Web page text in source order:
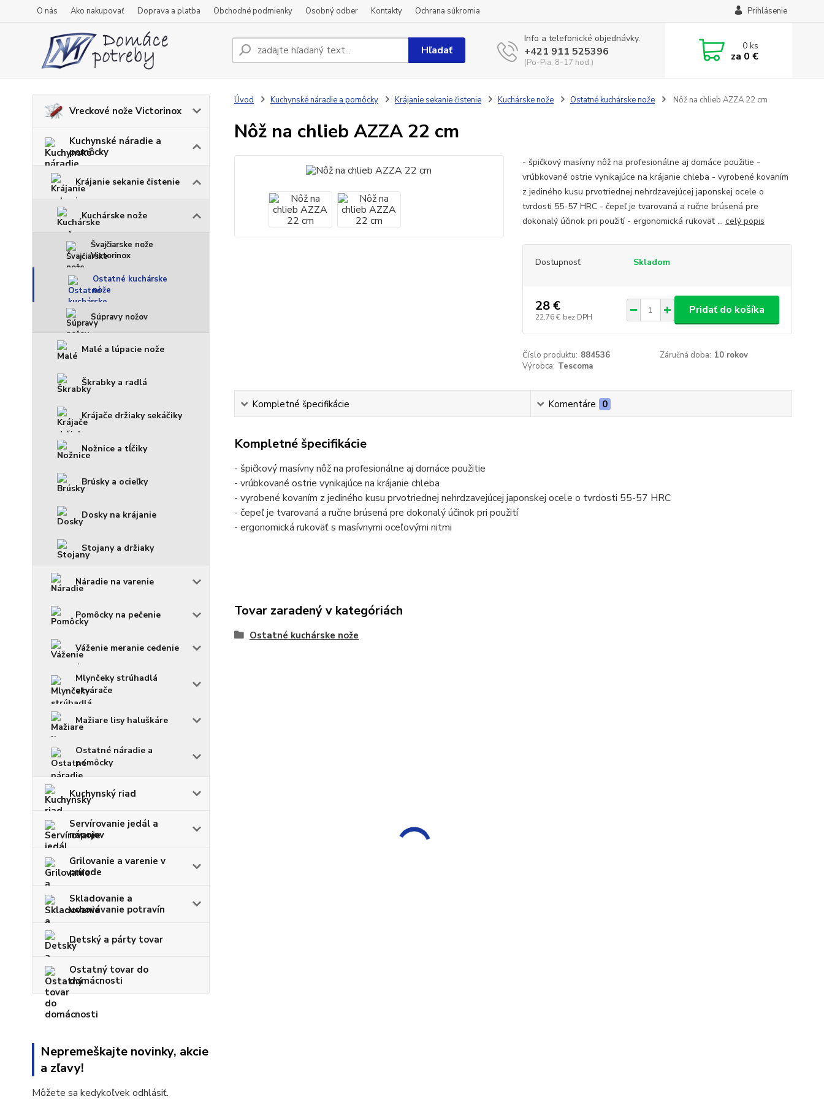
O nás Ako nakupovať Doprava a platba Obchodné podmienky Osobný odber Kontakty Ochrana súkromia Prihlásenie
Hľadať
Info a telefonické objednávky.
+421 911 525396
(Po-Pia, 8-17 hod.)
0ks
za 0 €
Vreckové nože Victorinox
Kuchynské náradie a
pomôcky
Krájanie sekanie čistenie
Kuchárske nože
Švajčiarske nože
Victorinox
Ostatné kuchárske
nože
Súpravy nožov
Malé a lúpacie nože
Škrabky a radlá
Krájače držiaky sekáčiky
Nožnice a tĺčiky
Brúsky a ocieľky
Dosky na krájanie
Stojany a držiaky
Náradie na varenie
Pomôcky na pečenie
Váženie meranie cedenie
Mlynčeky strúhadlá
otvárače
Mažiare lisy haluškáre
Ostatné náradie a
pomôcky
Kuchynský riad
Servírovanie jedál a
nápojov
Grilovanie a varenie v
prírode
Skladovanie a
uchovávanie potravín
Detský a párty tovar
Ostatný tovar do
domácnosti
Nepremeškajte novinky, akcie
a zľavy!
Môžete sa kedykoľvek odhlásiť.
Úvod Kuchynské náradie a pomôcky Krájanie sekanie čistenie Kuchárske nože Ostatné kuchárske nože Nôž na chlieb AZZA 22 cm
Nôž na chlieb AZZA 22 cm
- špičkový masívny nôž na profesionálne aj domáce použitie -
vrúbkované ostrie vynikajúce na krájanie chleba - vyrobené kovaním
z jediného kusu prvotriednej nehrdzavejúcej japonskej ocele o
tvrdosti 55-57 HRC - čepeľ je tvarovaná a ručne brúsená pre
dokonalý účinok pri použití - ergonomická rukoväť ... celý popis
Dostupnosť Skladom
28 €
22,76 € bez DPH
Pridať do košíka
Číslo produktu: 884536 Záručná doba: 10 rokov
Výrobca: Tescoma
Kompletné špecifikácie Komentáre 0
Kompletné špecifikácie
- špičkový masívny nôž na profesionálne aj domáce použitie
- vrúbkované ostrie vynikajúce na krájanie chleba
- vyrobené kovaním z jediného kusu prvotriednej nehrdzavejúcej japonskej ocele o tvrdosti 55-57 HRC
- čepeľ je tvarovaná a ručne brúsená pre dokonalý účinok pri použití
- ergonomická rukoväť s masívnymi oceľovými nitmi
Tovar zaradený v kategóriách
Ostatné kuchárske nože